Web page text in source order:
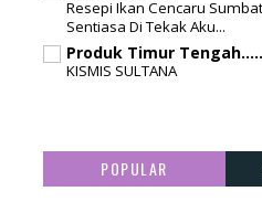
Resepi Ikan Cencaru
Sentiasa Di Tekak Aku...
Produk Timur
KISMIS SULTANA
POPULAR